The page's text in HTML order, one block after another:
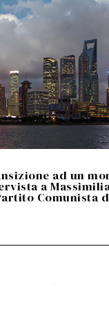
ad un
a
Comunista